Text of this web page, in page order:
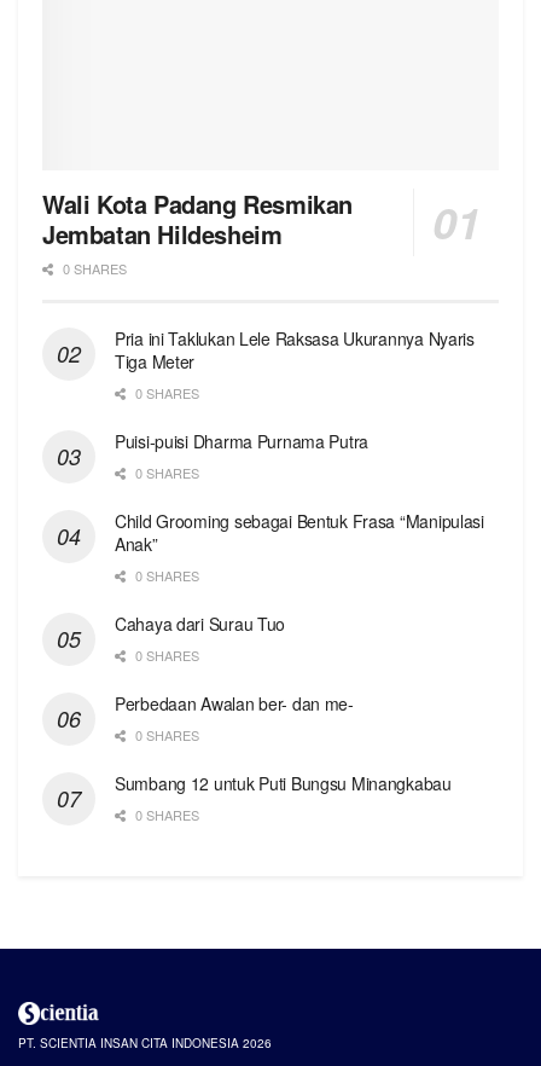
Wali Kota Padang Resmikan
Jembatan Hildesheim
0 SHARES
Pria ini Taklukan Lele Raksasa Ukurannya Nyaris
Tiga Meter
0 SHARES
Puisi-puisi Dharma Purnama Putra
0 SHARES
Child Grooming sebagai Bentuk Frasa “Manipulasi
Anak”
0 SHARES
Cahaya dari Surau Tuo
0 SHARES
Perbedaan Awalan ber- dan me-
0 SHARES
Sumbang 12 untuk Puti Bungsu Minangkabau
0 SHARES
PT. SCIENTIA INSAN CITA INDONESIA 2026